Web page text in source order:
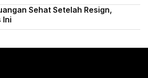
Sehat Setelah Resign,
Ini